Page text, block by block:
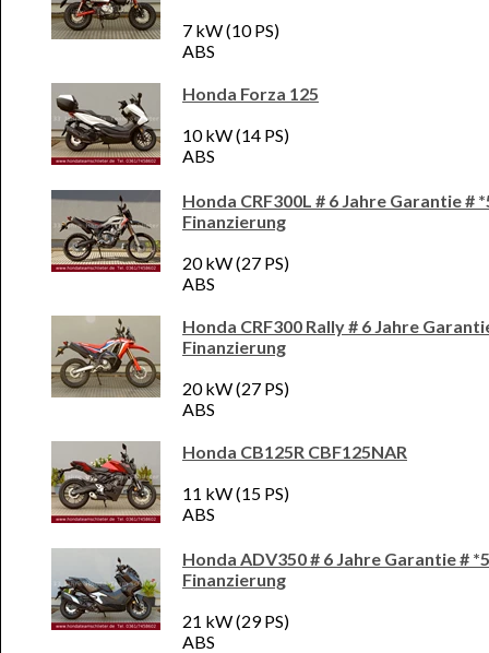
7 kW (10 PS)
ABS
Honda Forza 125
10 kW (14 PS)
ABS
Honda CRF300L # 6 Jahre Garantie #
Finanzierung
20 kW (27 PS)
ABS
Honda CRF300 Rally # 6 Jahre
Finanzierung
20 kW (27 PS)
ABS
Honda CB125R CBF125NAR
11 kW (15 PS)
ABS
Honda ADV350 # 6 Jahre Garantie #
Finanzierung
21 kW (29 PS)
ABS